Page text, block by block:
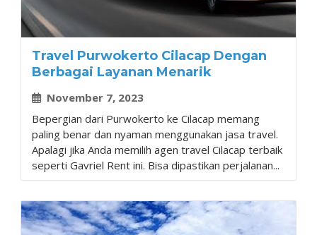
Travel Purwokerto Cilacap Dengan
Berbagai Layanan Menarik
November 7, 2023
Bepergian dari Purwokerto ke Cilacap memang
paling benar dan nyaman menggunakan jasa travel.
Apalagi jika Anda memilih agen travel Cilacap terbaik
seperti Gavriel Rent ini. Bisa dipastikan perjalanan...